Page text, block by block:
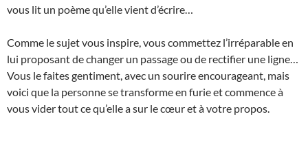
vous lit un poème qu’elle vient d’écrire…
Comme le sujet vous inspire, vous commettez l’irréparable en
lui proposant de changer un passage ou de rectifier une ligne…
Vous le faites gentiment, avec un sourire encourageant, mais
voici que la personne se transforme en furie et commence à
vous vider tout ce qu’elle a sur le cœur et à votre propos.